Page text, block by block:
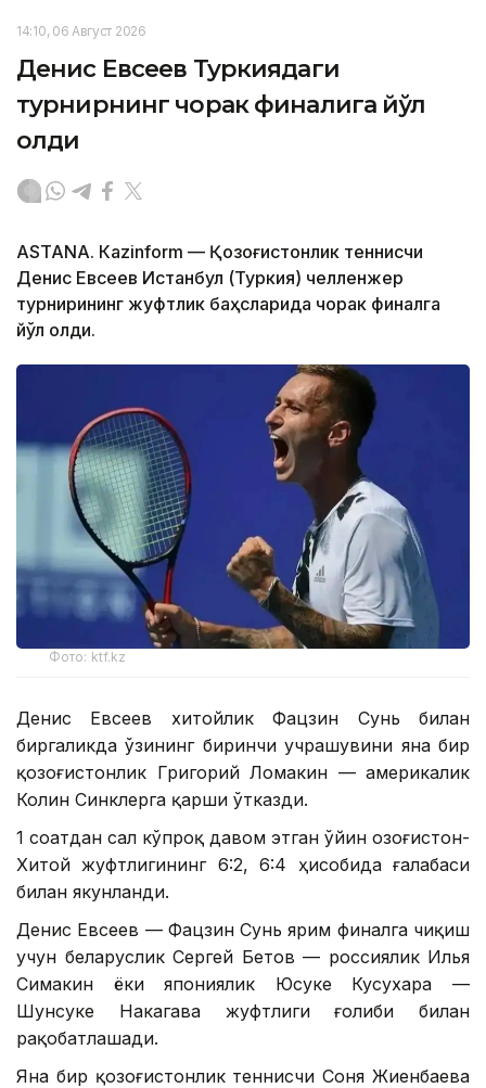
14:10, 06 Август 2026
Денис Евсеев Туркиядаги
турнирнинг чорак финалига йўл
олди
ASTANА. Кazinform — Қозоғистонлик теннисчи
Денис Евсеев Истанбул (Туркия) челленжер
турнирининг жуфтлик баҳсларида чорак финалга
йўл олди.
Фото: ktf.kz
Денис Евсеев хитойлик Фацзин Сунь билан
биргаликда ўзининг биринчи учрашувини яна бир
қозоғистонлик Григорий Ломакин — америкалик
Колин Синклерга қарши ўтказди.
1 соатдан сал кўпроқ давом этган ўйин Қозоғистон-
Хитой жуфтлигининг 6:2, 6:4 ҳисобида ғалабаси
билан якунланди.
Денис Евсеев — Фацзин Сунь ярим финалга чиқиш
учун беларуслик Сергей Бетов — россиялик Илья
Симакин ёки япониялик Юсуке Кусухара —
Шунсуке Накагава жуфтлиги ғолиби билан
рақобатлашади.
Яна бир қозоғистонлик теннисчи Соня Жиенбаева